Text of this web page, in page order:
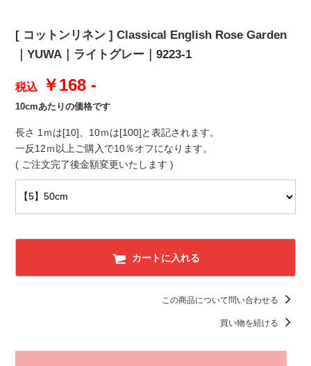
[ コットンリネン ] Classical English Rose Garden
｜YUWA｜ライトグレー｜9223-1
税込 ￥168 -
10cmあたりの価格です
長さ 1ｍは[10]、10ｍは[100]と表記されます。
一反12ｍ以上ご購入で10％オフになります。
( ご注文完了後金額変更いたします )
カートに入れる
この商品について問い合わせる
買い物を続ける